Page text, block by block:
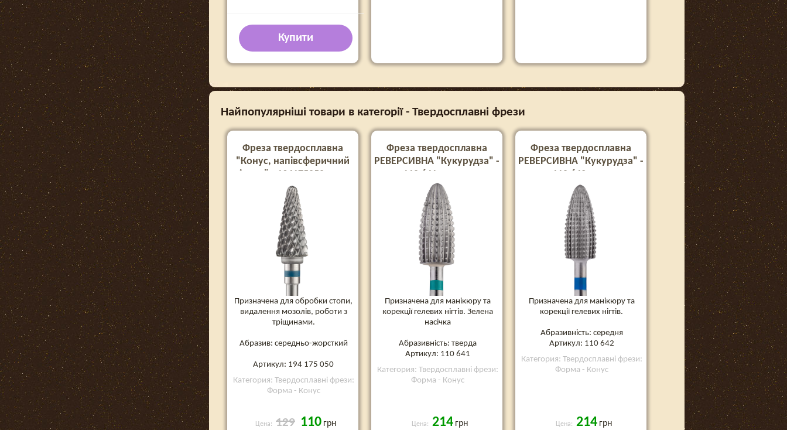
Купити
Найпопулярніші товари в категорії - Твердосплавні фрези
Фреза твердосплавна
"Конус, напівсферичний
кінець" - 194175050, синя
Призначена для обробки стопи,
видалення мозолів, роботи з
тріщинами.
Абразив: середньо-жорсткий
Артикул: 194 175 050
Категория: Твердосплавні фрези:
Форма - Конус
Цена: 129 110 грн
Фреза твердосплавна
РЕВЕРСИВНА "Кукурудза" -
110 641 зелена
Призначена для манікюру та
корекції гелевих нігтів. Зелена
насічка
Абразивність: тверда
Артикул: 110 641
Категория: Твердосплавні фрези:
Форма - Конус
Цена: 214 грн
Фреза твердосплавна
РЕВЕРСИВНА "Кукурудза" -
110 642 синя
Призначена для манікюру та
корекції гелевих нігтів.
Абразивність: середня
Артикул: 110 642
Категория: Твердосплавні фрези:
Форма - Конус
Цена: 214 грн